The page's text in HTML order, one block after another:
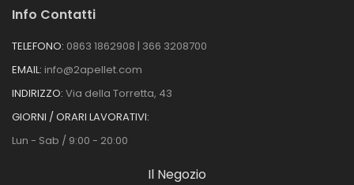
Info Contatti
TELEFONO: 0863 1862908 | 366 3208700
EMAIL: info@2apellet.com
INDIRIZZO: Via della Torretta, 43
GIORNI / ORARI LAVORATIVI:
Lun - Sab / 9:00 - 20:00
Il Negozio